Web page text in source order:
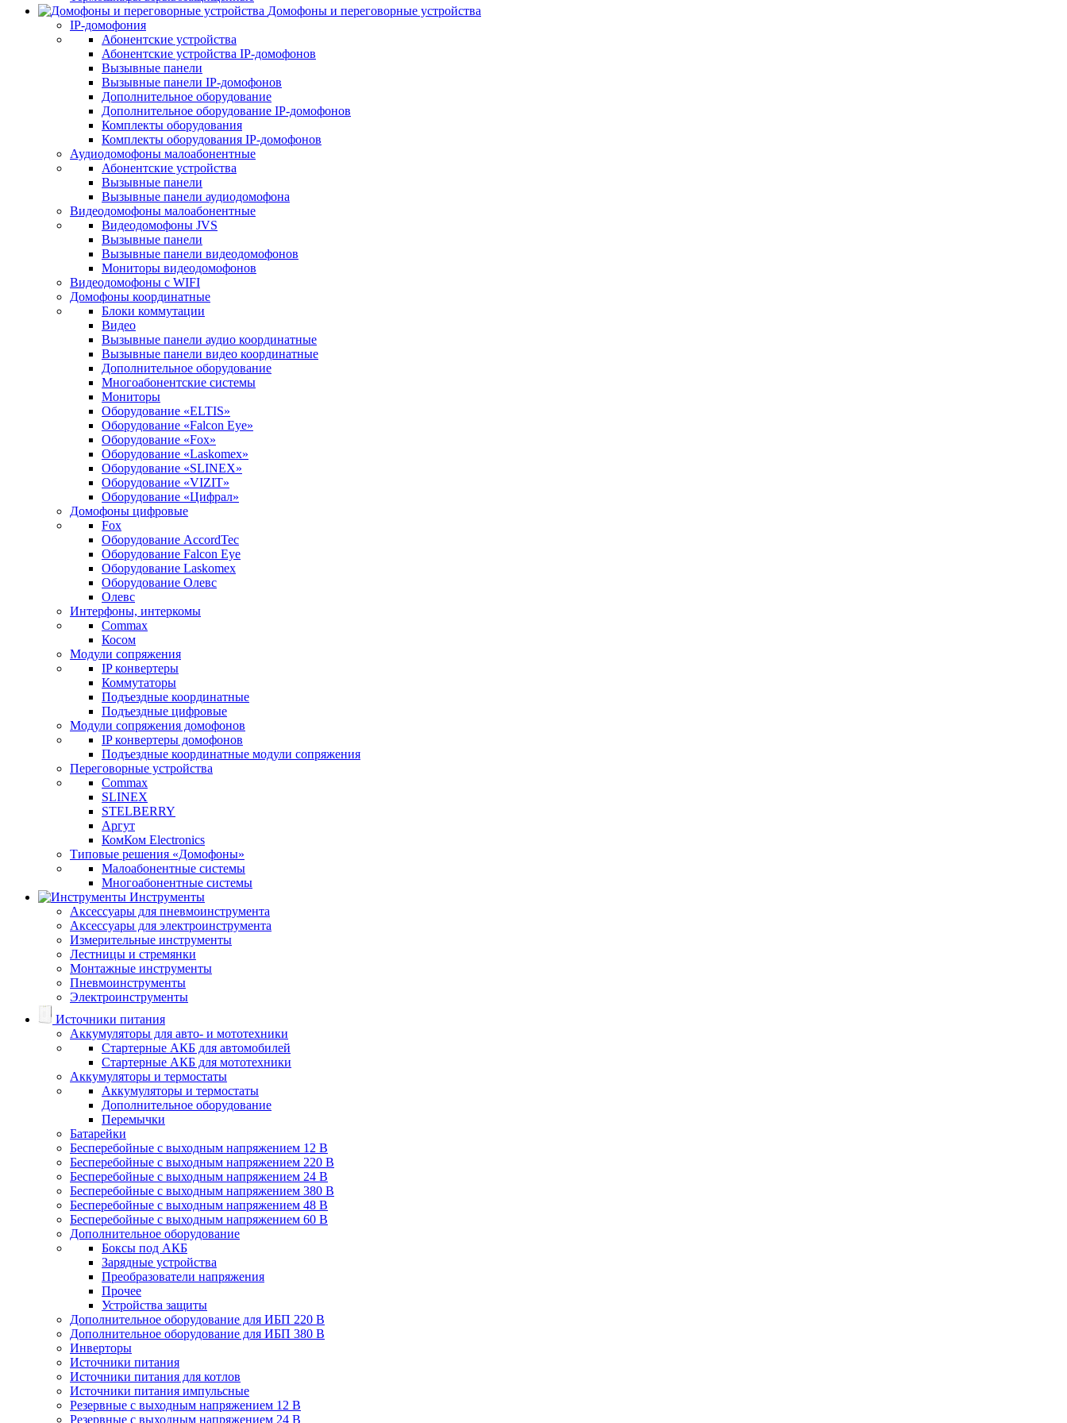
Домофоны и переговорные устройства
IP-домофония
Абонентские устройства
Абонентские устройства IP-домофонов
Вызывные панели
Вызывные панели IP-домофонов
Дополнительное оборудование
Дополнительное оборудование IP-домофонов
Комплекты оборудования
Комплекты оборудования IP-домофонов
Аудиодомофоны малоабонентные
Абонентские устройства
Вызывные панели
Вызывные панели аудиодомофона
Видеодомофоны малоабонентные
Видеодомофоны JVS
Вызывные панели
Вызывные панели видеодомофонов
Мониторы видеодомофонов
Видеодомофоны с WIFI
Домофоны координатные
Блоки коммутации
Видео
Вызывные панели аудио координатные
Вызывные панели видео координатные
Дополнительное оборудование
Многоабонентские системы
Мониторы
Оборудование «ELTIS»
Оборудование «Falcon Eye»
Оборудование «Fox»
Оборудование «Laskomex»
Оборудование «SLINEX»
Оборудование «VIZIT»
Оборудование «Цифрал»
Домофоны цифровые
Fox
Оборудование AccordTec
Оборудование Falcon Eye
Оборудование Laskomex
Оборудование Олевс
Олевс
Интерфоны, интеркомы
Commax
Косом
Модули сопряжения
IP конвертеры
Коммутаторы
Подъездные координатные
Подъездные цифровые
Модули сопряжения домофонов
IP конвертеры домофонов
Подъездные координатные модули сопряжения
Переговорные устройства
Commax
SLINEX
STELBERRY
Аргут
КомКом Electronics
Типовые решения «Домофоны»
Малоабонентные системы
Многоабонентные системы
Инструменты
Аксессуары для пневмоинструмента
Аксессуары для электроинструмента
Измерительные инструменты
Лестницы и стремянки
Монтажные инструменты
Пневмоинструменты
Электроинструменты
Источники питания
Аккумуляторы для авто- и мототехники
Стартерные АКБ для автомобилей
Стартерные АКБ для мототехники
Аккумуляторы и термостаты
Аккумуляторы и термостаты
Дополнительное оборудование
Перемычки
Батарейки
Бесперебойные с выходным напряжением 12 В
Бесперебойные с выходным напряжением 220 В
Бесперебойные с выходным напряжением 24 В
Бесперебойные с выходным напряжением 380 В
Бесперебойные с выходным напряжением 48 В
Бесперебойные с выходным напряжением 60 В
Дополнительное оборудование
Боксы под АКБ
Зарядные устройства
Преобразователи напряжения
Прочее
Устройства защиты
Дополнительное оборудование для ИБП 220 В
Дополнительное оборудование для ИБП 380 В
Инверторы
Источники питания
Источники питания для котлов
Источники питания импульсные
Резервные с выходным напряжением 12 В
Резервные с выходным напряжением 24 В